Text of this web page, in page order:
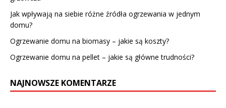
Jak wpływają na siebie różne źródła ogrzewania w jednym
domu?
Ogrzewanie domu na biomasy – jakie są koszty?
Ogrzewanie domu na pellet – jakie są główne trudności?
NAJNOWSZE KOMENTARZE